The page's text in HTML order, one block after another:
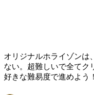
オリジナルホライゾンは
ない。超難しいで全てク
好きな難易度で進めよう！